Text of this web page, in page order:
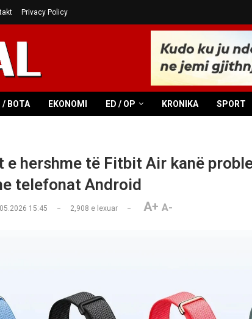
Privacy Policy
/ BOTA EKONOMI ED / OP KRONIKA SPORT
e hershme të Fitbit Air kanë
telefonat Android
15:45 2,908 e lexuar A+ A-